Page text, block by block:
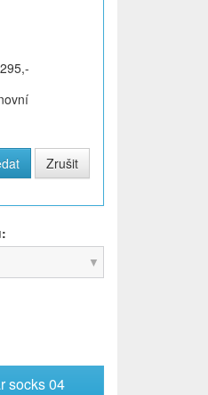
socks 04